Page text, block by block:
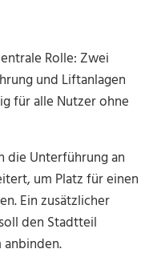
Rolle: Zwei
und Liftanlagen
für alle Nutzer ohne
die Unterführung an
um Platz für einen
Ein zusätzlicher
den Stadtteil